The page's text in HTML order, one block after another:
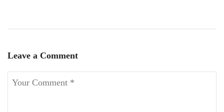
Leave a Comment